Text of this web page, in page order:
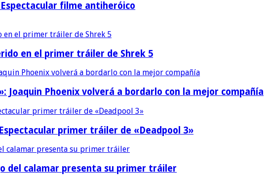
Espectacular filme antiheróico
en el primer tráiler de Shrek 5
Joaquin Phoenix volverá a bordarlo con la mejor compañía
primer tráiler de «Deadpool 3»
del calamar presenta su primer tráiler